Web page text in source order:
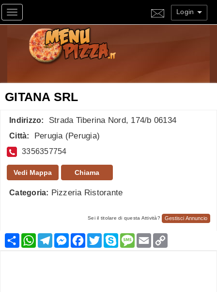
Toggle navigation Login
GITANA SRL
Indirizzo: Strada Tiberina Nord, 174/b 06134
Città: Perugia (Perugia)
3356357754
Vedi Mappa Chiama
Categoria: Pizzeria Ristorante
Sei il titolare di questa Attività? Gestisci Annuncio
CondividiWhatsApp
TelegramMessenger
Facebook
TwitterSkypeMessage
Email